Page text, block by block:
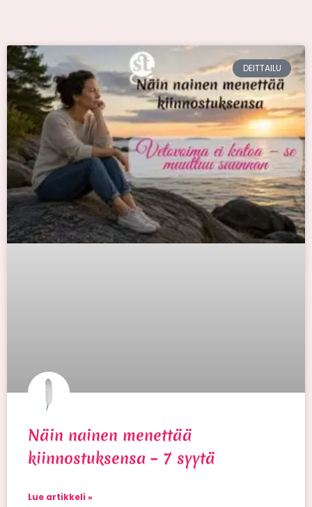
DEITTAILU
Näin nainen menettää
kiinnostuksensa – 7 syytä
Lue artikkeli »